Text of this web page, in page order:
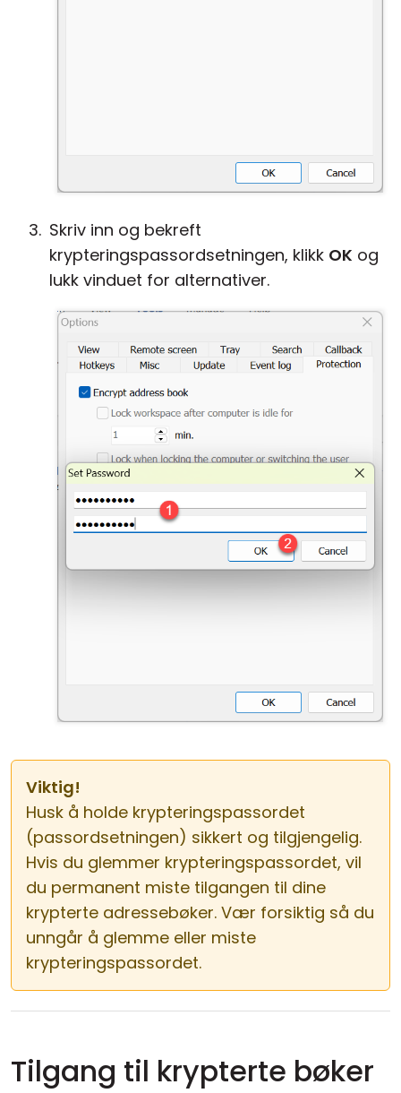
Skriv inn og bekreft
krypteringspassordsetningen, klikk OK og
lukk vinduet for alternativer.
Viktig!
Husk å holde krypteringspassordet
(passordsetningen) sikkert og tilgjengelig.
Hvis du glemmer krypteringspassordet, vil
du permanent miste tilgangen til dine
krypterte adressebøker. Vær forsiktig så du
unngår å glemme eller miste
krypteringspassordet.
Tilgang til krypterte bøker